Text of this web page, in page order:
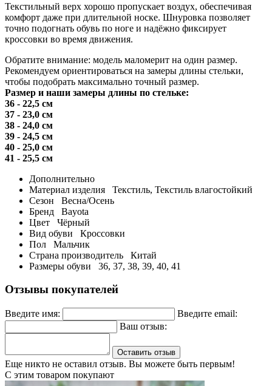
Текстильный верх хорошо пропускает воздух, обеспечивая
комфорт даже при длительной носке. Шнуровка позволяет
точно подогнать обувь по ноге и надёжно фиксирует
кроссовки во время движения.
Обратите внимание: модель маломерит на один размер.
Рекомендуем ориентироваться на замеры длины стельки,
чтобы подобрать максимально точный размер.
Размер и наши замеры длины по стельке:
36 - 22,5 см
37 - 23,0 см
38 - 24,0 см
39 - 24,5 см
40 - 25,0 см
41 - 25,5 см
Дополнительно
Материал изделия
Текстиль, Текстиль влагостойкий
Сезон
Весна/Осень
Бренд
Bayota
Цвет
Чёрный
Вид обуви
Кроссовки
Пол
Мальчик
Страна производитель
Китай
Размеры обуви
36, 37, 38, 39, 40, 41
Отзывы покупателей
Введите имя:
Введите email:
Ваш отзыв:
Оставить отзыв
Еще никто не оставил отзыв. Вы можете быть первым!
С этим товаром покупают